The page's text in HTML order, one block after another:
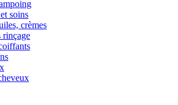
soins
crèmes
rinçage